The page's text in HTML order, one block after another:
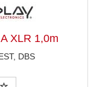
XLR 1,0m
DBS